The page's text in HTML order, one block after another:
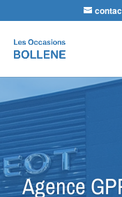
de
produits
Agence
Occasions